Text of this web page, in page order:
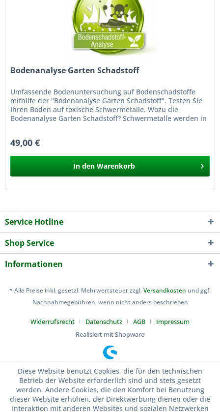
Bodenanalyse Garten Schadstoff
Umfassende Bodenuntersuchung auf Bodenschadstoffe
mithilfe der "Bodenanalyse Garten Schadstoff". Testen Sie
Ihren Boden auf toxische Schwermetalle. Wozu die
Bodenanalyse Garten Schadstoff? Schwermetalle werden in
49,00 €
In den Warenkorb
Service Hotline
Shop Service
Informationen
* Alle Preise inkl. gesetzl. Mehrwertsteuer zzgl.Versandkosten und ggf.
Nachnahmegebühren, wenn nicht anders beschrieben
Widerrufsrecht Datenschutz AGB
Impressum
Realisiert mit Shopware
Diese Website benutzt Cookies, die für den technischen
Betrieb der Website erforderlich sind und stets gesetzt
werden. Andere Cookies, die den Komfort bei Benutzung
dieser Website erhöhen, der Direktwerbung dienen oder die
Interaktion mit anderen Websites und sozialen Netzwerken